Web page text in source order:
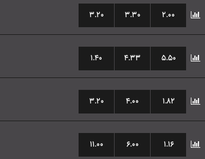
۳.۲۰ ۳.۳۰ ۲.۰۰
۱.۴۰ ۴.۳۳ ۵.۵۰
۳.۲۰ ۴.۰۰ ۱.۸۲
۱۱.۰۰ ۶.۰۰ ۱.۱۶